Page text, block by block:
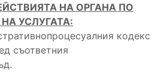
НА ОРГАНА ПО
УСЛУГАТА:
кодекс
съответния